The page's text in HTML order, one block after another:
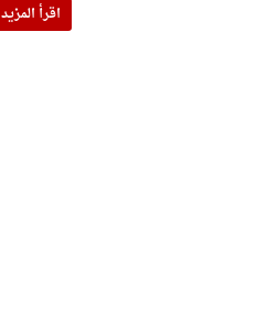
اقرأ المزيد